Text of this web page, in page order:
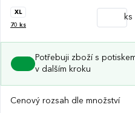
XL
70 ks
ks
Potřebuji zboží s
v dalším kroku
Cenový rozsah dle množství